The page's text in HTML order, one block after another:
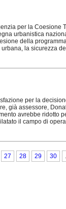
per la Coesione
urbanistica
della
la sicurezza
per la
già assessore,
avrebbe ridotto
il campo di
27 28 29 30